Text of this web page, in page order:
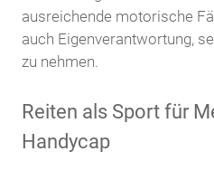
ausreichende motorische
auch Eigenverantwortung,
zu nehmen.
Reiten als Sport für
Handycap